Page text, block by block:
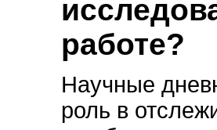
работе?
Научные
роль в